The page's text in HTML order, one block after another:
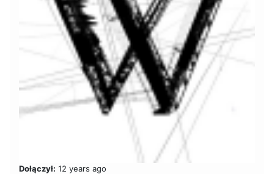
Dołączył: 12 years ago